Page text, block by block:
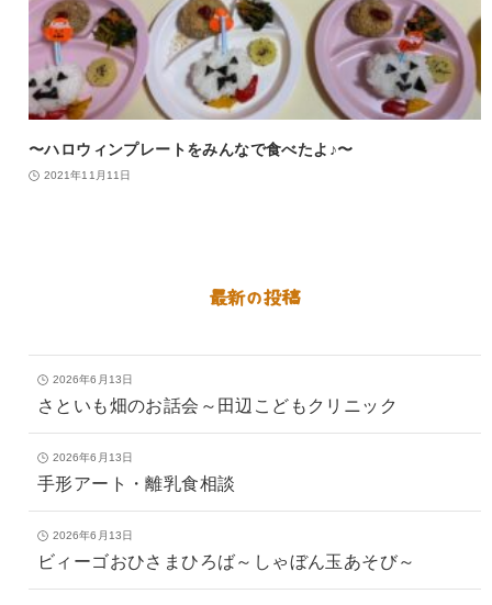
〜ハロウィンプレートをみんなで食べたよ♪〜
2021年11月11日
最新の投稿
2026年6月13日
さといも畑のお話会～田辺こどもクリニック
2026年6月13日
手形アート・離乳食相談
2026年6月13日
ビィーゴおひさまひろば～しゃぼん玉あそび～